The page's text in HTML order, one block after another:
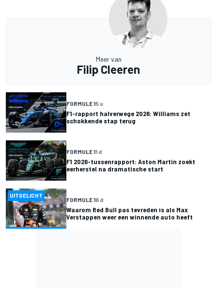
Meer van
Filip Cleeren
FORMULE 15 u
F1-rapport halverwege 2026: Williams zet
schokkende stap terug
FORMULE 11 d
F1 2026-tussenrapport: Aston Martin zoekt
eerherstel na dramatische start
UITGELICHT
FORMULE 16 d
Waarom Red Bull pas tevreden is als Max
Verstappen weer een winnende auto heeft